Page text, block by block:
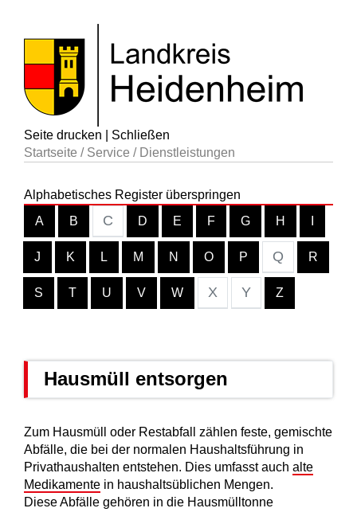
Seite drucken
Schließen
Startseite / Service / Dienstleistungen
Alphabetisches Register überspringen
A
B C D E F G H
J K L M N O P Q R
S T U V W X Y Z
Hausmüll entsorgen
Zum Hausmüll oder Restabfall zählen feste, gemischte
Abfälle, die bei der normalen Haushaltsführung in
Privathaushalten entstehen. Dies umfasst auch alte
Medikamente in haushaltsüblichen Mengen.
Diese Abfälle gehören in die Hausmülltonne